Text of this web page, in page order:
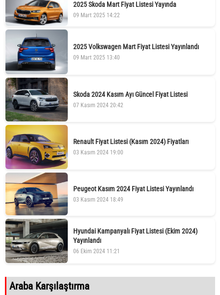
2025 Skoda Mart Fiyat Listesi Yayında
09 Mart 2025 14:22
2025 Volkswagen Mart Fiyat Listesi Yayınlandı
09 Mart 2025 13:40
Skoda 2024 Kasım Ayı Güncel Fiyat Listesi
07 Kasım 2024 20:42
Renault Fiyat Listesi (Kasım 2024) Fiyatları
03 Kasım 2024 19:00
Peugeot Kasım 2024 Fiyat Listesi Yayınlandı
03 Kasım 2024 18:49
Hyundai Kampanyalı Fiyat Listesi (Ekim 2024)
Yayınlandı
06 Ekim 2024 11:21
Araba Karşılaştırma